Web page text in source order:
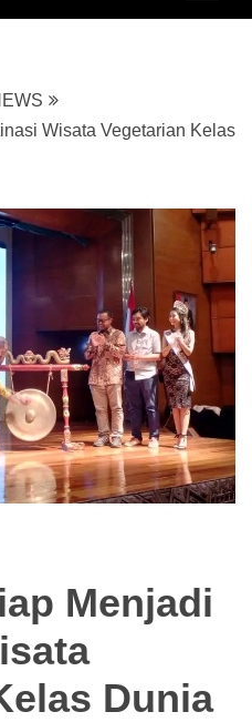
Wisata Vegetarian Kelas
Menjadi
Dunia